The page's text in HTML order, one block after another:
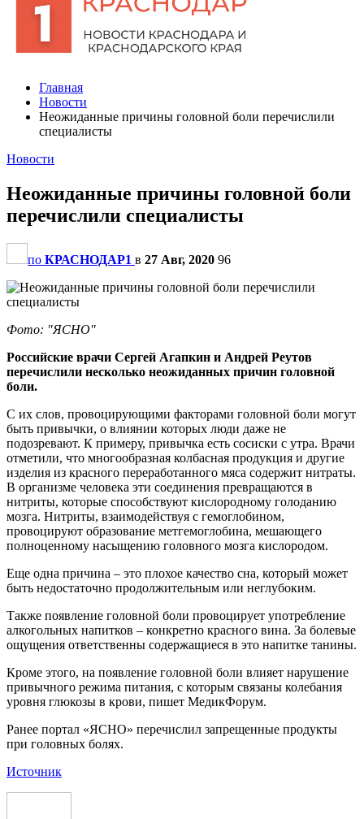
Главная
Новости
Неожиданные причины головной боли перечислили
специалисты
Новости
Неожиданные причины головной боли
перечислили специалисты
по КРАСНОДАР1 в 27 Авг, 2020 96
Фото: "ЯСНО"
Российские врачи Сергей Агапкин и Андрей Реутов
перечислили несколько неожиданных причин головной
боли.
С их слов, провоцирующими факторами головной боли могут
быть привычки, о влиянии которых люди даже не
подозревают. К примеру, привычка есть сосиски с утра. Врачи
отметили, что многообразная колбасная продукция и другие
изделия из красного переработанного мяса содержит нитраты.
В организме человека эти соединения превращаются в
нитриты, которые способствуют кислородному голоданию
мозга. Нитриты, взаимодействуя с гемоглобином,
провоцируют образование метгемоглобина, мешающего
полноценному насыщению головного мозга кислородом.
Еще одна причина – это плохое качество сна, который может
быть недостаточно продолжительным или неглубоким.
Также появление головной боли провоцирует употребление
алкогольных напитков – конкретно красного вина. За болевые
ощущения ответственны содержащиеся в это напитке танины.
Кроме этого, на появление головной боли влияет нарушение
привычного режима питания, с которым связаны колебания
уровня глюкозы в крови, пишет МедикФорум.
Ранее портал «ЯСНО» перечислил запрещенные продукты
при головных болях.
Источник